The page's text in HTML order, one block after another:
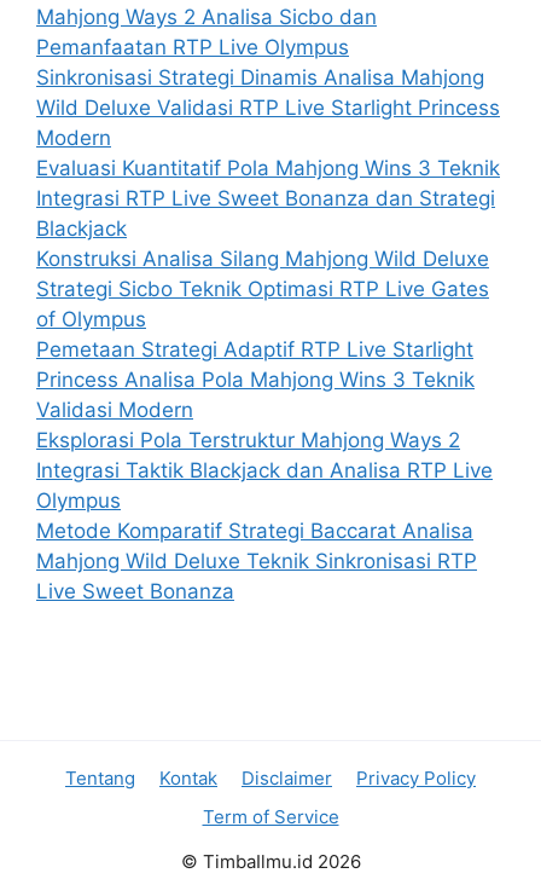
Mahjong Ways 2 Analisa Sicbo dan
Pemanfaatan RTP Live Olympus
Sinkronisasi Strategi Dinamis Analisa Mahjong
Wild Deluxe Validasi RTP Live Starlight Princess
Modern
Evaluasi Kuantitatif Pola Mahjong Wins 3 Teknik
Integrasi RTP Live Sweet Bonanza dan Strategi
Blackjack
Konstruksi Analisa Silang Mahjong Wild Deluxe
Strategi Sicbo Teknik Optimasi RTP Live Gates
of Olympus
Pemetaan Strategi Adaptif RTP Live Starlight
Princess Analisa Pola Mahjong Wins 3 Teknik
Validasi Modern
Eksplorasi Pola Terstruktur Mahjong Ways 2
Integrasi Taktik Blackjack dan Analisa RTP Live
Olympus
Metode Komparatif Strategi Baccarat Analisa
Mahjong Wild Deluxe Teknik Sinkronisasi RTP
Live Sweet Bonanza
Tentang Kontak Disclaimer
Privacy Policy
Term of Service
© TimbaIlmu.id 2026